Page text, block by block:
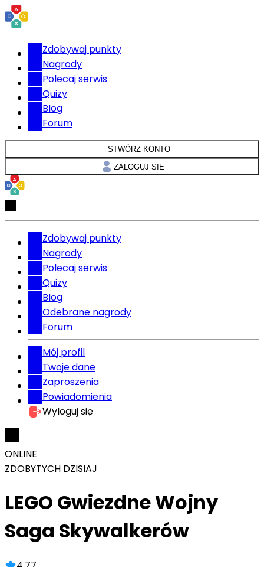
Zdobywaj punkty
Nagrody
Polecaj serwis
Quizy
Blog
Forum
STWÓRZ KONTO
ZALOGUJ SIĘ
Zdobywaj punkty
Nagrody
Polecaj serwis
Quizy
Blog
Odebrane nagrody
Forum
Mój profil
Twoje dane
Zaproszenia
Powiadomienia
Wyloguj się
ONLINE
ZDOBYTYCH DZISIAJ
LEGO Gwiezdne Wojny
Saga Skywalkerów